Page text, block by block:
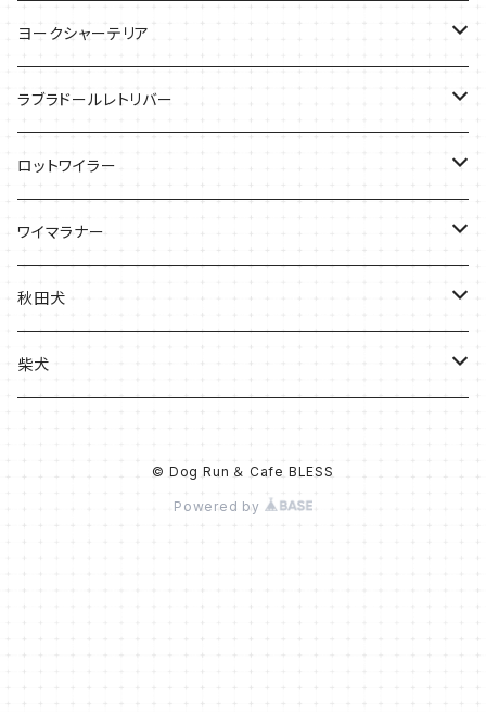
ケース
バッグ
雑貨
ケース
ケース
ヨークシャーテリア
Tシャツ
バッグ
ケース
ラブラドールレトリバー
Ｔシャツ
バッグ
ケース
ロットワイラー
Tシャツ
バッグ
ケース
ワイマラナー
Tシャツ
バッグ
秋田犬
バッグ
柴犬
© Dog Run ＆ Cafe BLESS
Powered by